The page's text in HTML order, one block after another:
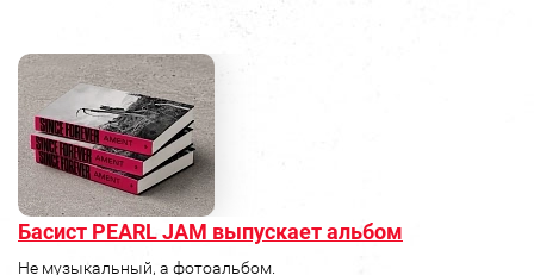
Басист PEARL JAM выпускает альбом
Не музыкальный, а фотоальбом.